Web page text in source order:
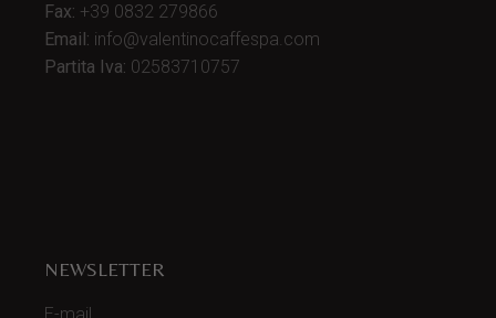
Fax: +39 0832 279866
Email: info@valentinocaffespa.com
Partita Iva: 02583710757
NEWSLETTER